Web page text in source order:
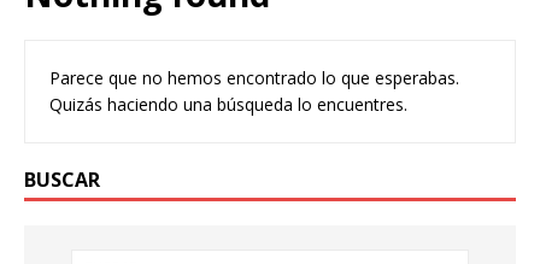
Parece que no hemos encontrado lo que esperabas.
Quizás haciendo una búsqueda lo encuentres.
BUSCAR